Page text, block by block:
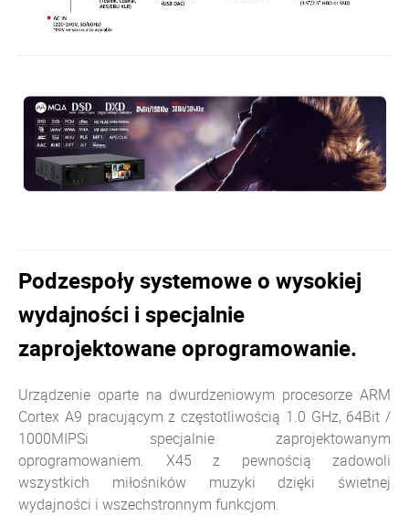
Podzespoły systemowe o wysokiej
wydajności i specjalnie
zaprojektowane oprogramowanie.
Urządzenie oparte na dwurdzeniowym procesorze ARM
Cortex A9 pracującym z częstotliwością 1.0 GHz, 64Bit /
1000MIPSi specjalnie zaprojektowanym
oprogramowaniem. X45 z pewnością zadowoli
wszystkich miłośników muzyki dzięki świetnej
wydajności i wszechstronnym funkcjom.